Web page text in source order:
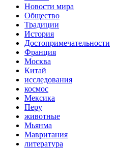
Новости мира
Общество
Традиции
История
Достопримечательности
Франция
Москва
Китай
исследования
космос
Мексика
Перу
животные
Мьянма
Мавритания
литература